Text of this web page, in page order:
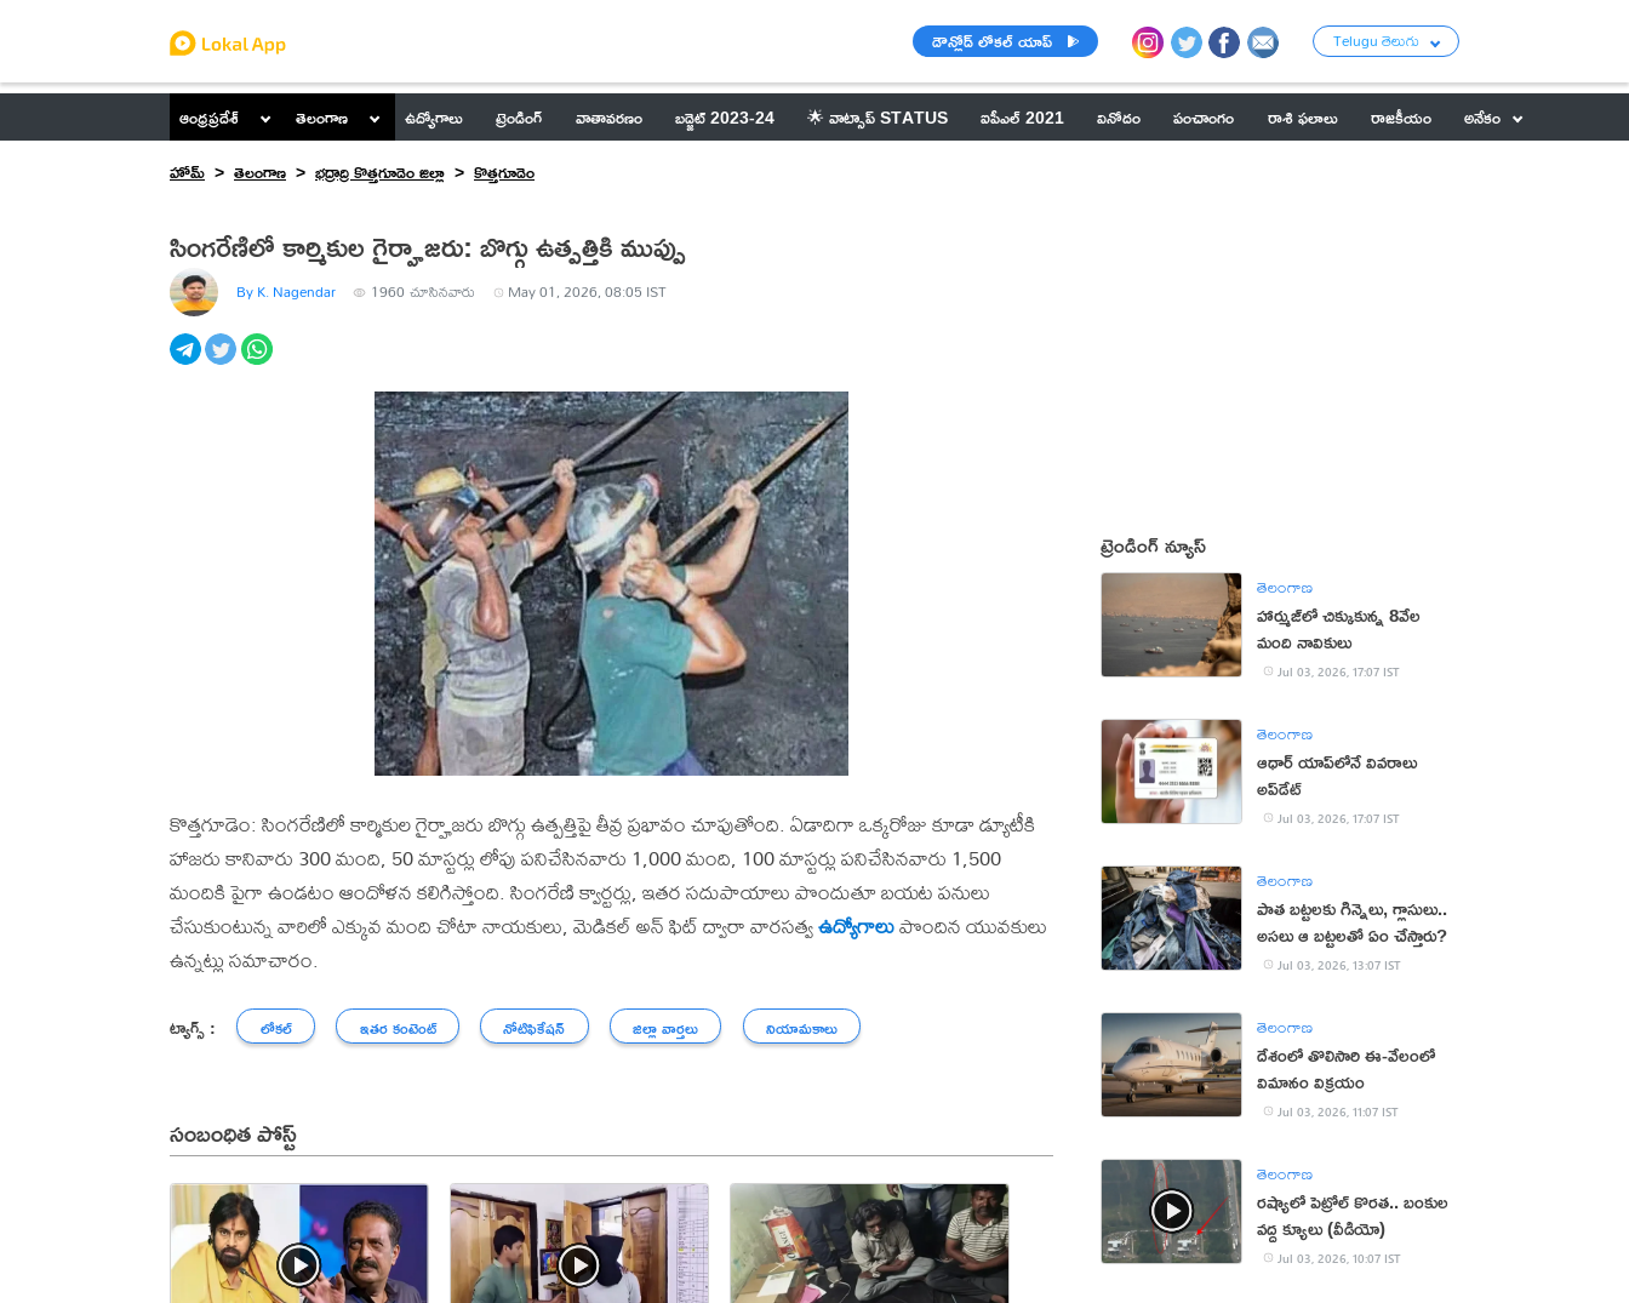
డౌన్లోడ్ లోకల్ యాప్ Telugu తెలుగు
ఆంధ్రప్రదేశ్ తెలంగాణ ఉద్యోగాలు ట్రెండింగ్ వాతావరణం బడ్జెట్ 2023-24 🌟 వాట్సాప్ STATUS ఐపీఎల్ 2021 వినోదం పంచాంగం రాశి ఫలాలు రాజకీయం
అనేకం
హోమ్
తెలంగాణ భద్రాద్రి కొత్తగూడెం జిల్లా కొత్తగూడెం
సింగరేణిలో కార్మికుల గైర్హాజరు: బొగ్గు ఉత్పత్తికి ముప్పు
By K. Nagendar 1960 చూసినవారు May 01, 2026, 08:05 IST
కొత్తగూడెం: సింగరేణిలో కార్మికుల గైర్హాజరు బొగ్గు ఉత్పత్తిపై తీవ్ర ప్రభావం చూపుతోంది. ఏడాదిగా ఒక్కరోజు కూడా డ్యూటీకి
హాజరు కానివారు 300 మంది, 50 మాస్టర్లు లోపు పనిచేసినవారు 1,000 మంది, 100 మాస్టర్లు పనిచేసినవారు 1,500
మందికి పైగా ఉండటం ఆందోళన కలిగిస్తోంది. సింగరేణి క్వార్టర్లు, ఇతర సదుపాయాలు పొందుతూ బయట పనులు
చేసుకుంటున్న వారిలో ఎక్కువ మంది చోటా నాయకులు, మెడికల్ అన్ ఫిట్ ద్వారా వారసత్వఉద్యోగాలుపొందిన యువకులు
ఉన్నట్లు సమాచారం.
ట్యాగ్స్ : లోకల్ ఇతర కంటెంట్ నోటిఫికేషన్ జిల్లా వార్తలు నియామకాలు
సంబంధిత పోస్ట్
ట్రెండింగ్ న్యూస్
తెలంగాణ
హార్ముజ్‌లో చిక్కుకున్న 8వేల
మంది నావికులు
Jul 03, 2026, 17:07 IST
తెలంగాణ
ఆధార్ యాప్‌లోనే వివరాలు
అప్‌డేట్
Jul 03, 2026, 17:07 IST
తెలంగాణ
పాత బట్టలకు గిన్నెలు, గ్లాసులు..
అసలు ఆ బట్టలతో ఏం చేస్తారు?
Jul 03, 2026, 13:07 IST
తెలంగాణ
దేశంలో తొలిసారి ఈ-వేలంలో
విమానం విక్రయం
Jul 03, 2026, 11:07 IST
తెలంగాణ
రష్యాలో పెట్రోల్ కొరత.. బంకుల
వద్ద క్యూలు (వీడియో)
Jul 03, 2026, 10:07 IST